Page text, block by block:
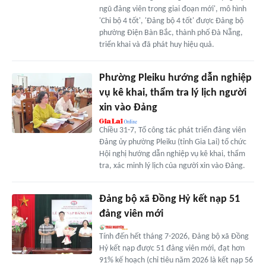
ngũ đảng viên trong giai đoạn mới', mô hình
'Chi bộ 4 tốt', 'Đảng bộ 4 tốt' được Đảng bộ
phường Điện Bàn Bắc, thành phố Đà Nẵng,
triển khai và đã phát huy hiệu quả.
Phường Pleiku hướng dẫn nghiệp
vụ kê khai, thẩm tra lý lịch người
xin vào Đảng
Chiều 31-7, Tổ công tác phát triển đảng viên
Đảng ủy phường Pleiku (tỉnh Gia Lai) tổ chức
Hội nghị hướng dẫn nghiệp vụ kê khai, thẩm
tra, xác minh lý lịch của người xin vào Đảng.
Đảng bộ xã Đồng Hỷ kết nạp 51
đảng viên mới
Tính đến hết tháng 7-2026, Đảng bộ xã Đồng
Hỷ kết nạp được 51 đảng viên mới, đạt hơn
91% kế hoạch (chỉ tiêu năm 2026 là kết nạp 56